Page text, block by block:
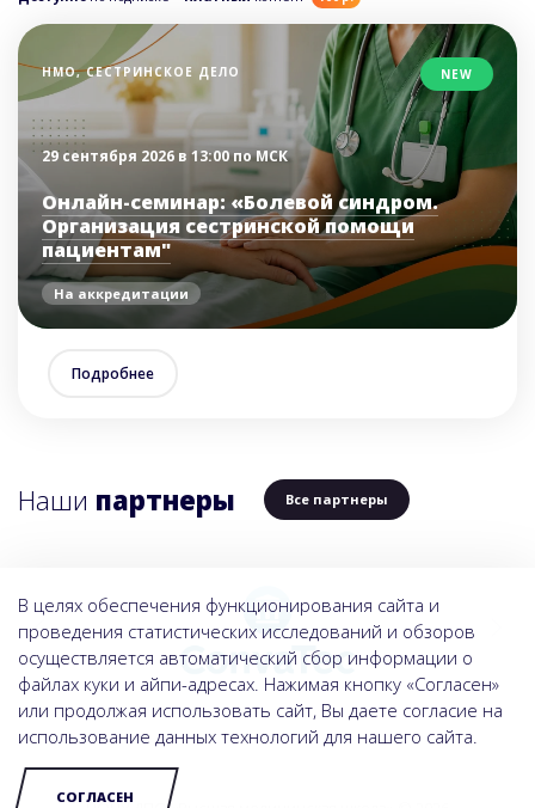
В целях обеспечения функционирования сайта и
проведения статистических исследований и обзоров
осуществляется автоматический сбор информации о
файлах куки и айпи-адресах. Нажимая кнопку «Согласен»
или продолжая использовать сайт, Вы даете согласие на
использование данных технологий для нашего сайта.
СОГЛАСЕН
НМО, СЕСТРИНСКОЕ ДЕЛО NEW
29 сентября 2026 в 13:00 по МСК
Онлайн-семинар: «Болевой синдром.
Организация сестринской помощи
пациентам"
На аккредитации
Подробнее
Наши партнеры Все партнеры